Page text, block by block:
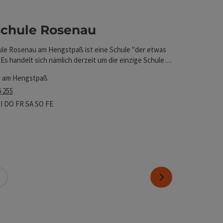
Rosenau
Rosenau am Hengstpaß ist eine Schule "der etwas
handelt sich nämlich derzeit um die einzige Schule in
geführt wird.
am Hengstpaß
255
geöffnetgeöffnet
Mittwoch geöffnet
DO Donnerstag geöffnet
FR Freitag geöffnet
SASamstag geöffnet
SO Sonntag geöffnet
FEFeiertag geöffnet
Seite vor